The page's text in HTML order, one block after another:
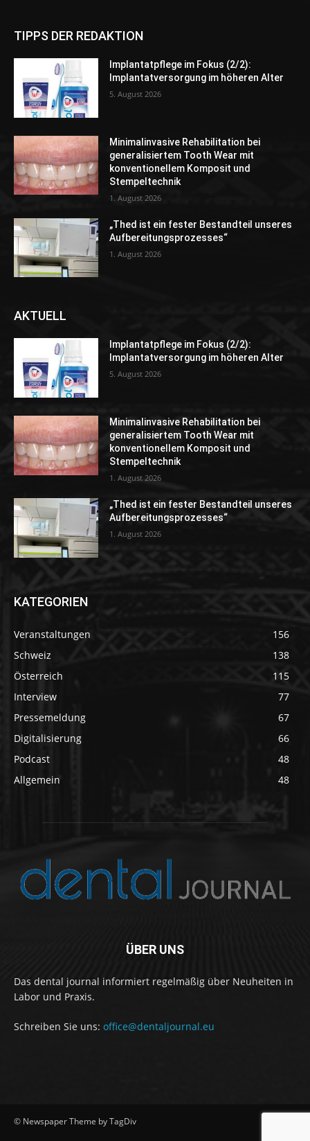
TIPPS DER REDAKTION
Implantatpflege im Fokus (2/2):
Implantatversorgung im höheren Alter
5. August 2026
Minimalinvasive Rehabilitation bei
generalisiertem Tooth Wear mit
konventionellem Komposit und
Stempeltechnik
1. August 2026
„Thed ist ein fester Bestandteil unseres
Aufbereitungsprozesses“
1. August 2026
AKTUELL
Implantatpflege im Fokus (2/2):
Implantatversorgung im höheren Alter
5. August 2026
Minimalinvasive Rehabilitation bei
generalisiertem Tooth Wear mit
konventionellem Komposit und
Stempeltechnik
1. August 2026
„Thed ist ein fester Bestandteil unseres
Aufbereitungsprozesses“
1. August 2026
KATEGORIEN
Veranstaltungen
156
Schweiz
138
Österreich
115
Interview
77
Pressemeldung
67
Digitalisierung
66
Podcast
48
Allgemein
48
ÜBER UNS
Das dental journal informiert regelmäßig über Neuheiten in
Labor und Praxis.
Schreiben Sie uns: office@dentaljournal.eu
© Newspaper Theme by TagDiv